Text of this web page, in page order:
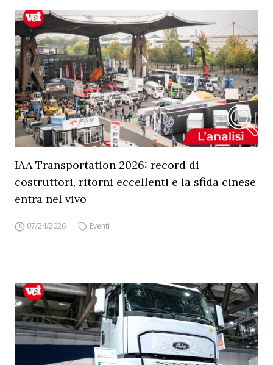
IAA Transportation 2026: record di
costruttori, ritorni eccellenti e la sfida cinese
entra nel vivo
07/24/2026 Eventi